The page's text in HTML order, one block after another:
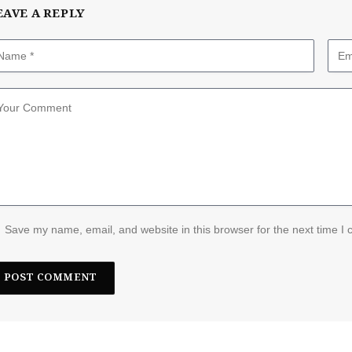
A REPLY
Save my name, email, and website in this browser for the next time I